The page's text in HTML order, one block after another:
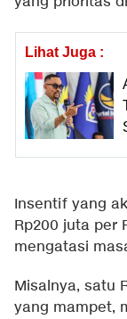
Lihat Juga :
Insentif yang
Rp200 juta per
mengatasi
Misalnya, satu
yang mampet,